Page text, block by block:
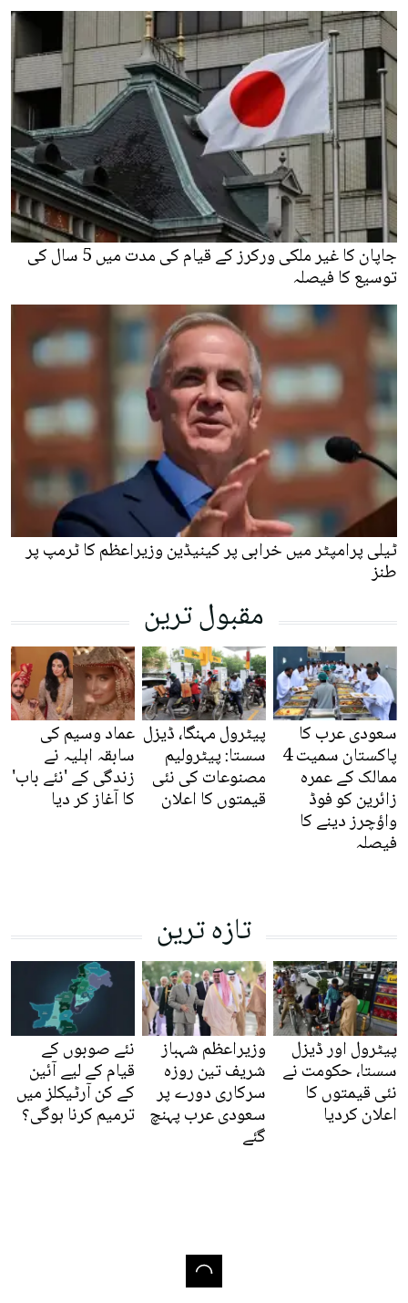
جاپان کا غیر ملکی ورکرز کے قیام کی مدت میں 5 سال کی
توسیع کا فیصلہ
ٹیلی پرامپٹر میں خرابی پر کینیڈین وزیراعظم کا ٹرمپ پر
طنز
مقبول ترین
سعودی عرب کا
پاکستان سمیت 4
ممالک کے عمرہ
زائرین کو فوڈ
واؤچرز دینے کا
فیصلہ
پیٹرول مہنگا، ڈیزل
سستا: پیٹرولیم
مصنوعات کی نئی
قیمتوں کا اعلان
عماد وسیم کی
سابقہ اہلیہ نے
زندگی کے 'نئے باب'
کا آغاز کر دیا
تازہ ترین
پیٹرول اور ڈیزل
سستا، حکومت نے
نئی قیمتوں کا
اعلان کردیا
وزیراعظم شہباز
شریف تین روزہ
سرکاری دورے پر
سعودی عرب پہنچ
گئے
نئے صوبوں کے
قیام کے لیے آئین
کے کن آرٹیکلز میں
ترمیم کرنا ہوگی؟